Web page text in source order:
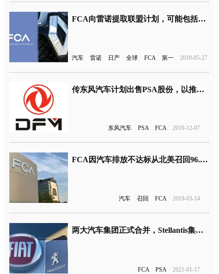
FCA向雷诺提取联盟计划，可能包括日产成为全球第一大汽车厂商
汽车 雷诺 日产 全球 FCA 第一 2019-05-27
传东风汽车计划出售PSA股份，以推进PSA和FCA合并进程
东风汽车 PSA FCA 2019-12-07
FCA因汽车排放不达标从北美召回96.5万辆汽车
汽车 召回 FCA 2019-03-14
两大汽车集团正式合并，Stellantis集团全球排名第四
FCA PSA 2021-01-17